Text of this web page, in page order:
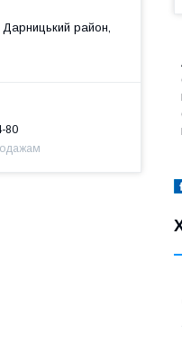
Дарницький район,
80